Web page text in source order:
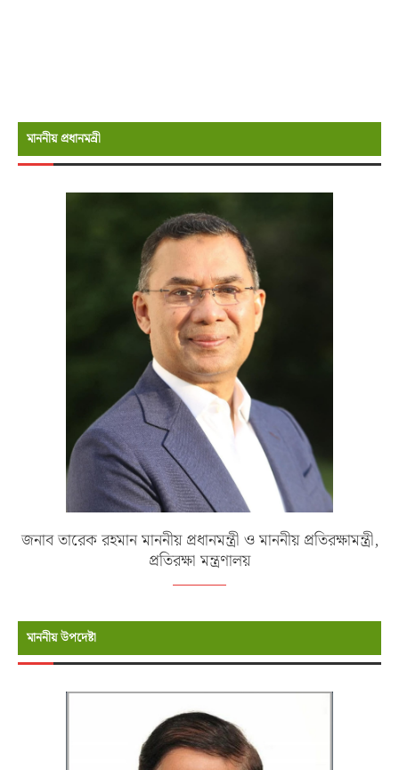
মাননীয় প্রধানমন্রী
জনাব তারেক রহমান মাননীয় প্রধানমন্ত্রী ও মাননীয় প্রতিরক্ষামন্ত্রী,
প্রতিরক্ষা মন্ত্রণালয়
মাননীয় উপদেষ্টা